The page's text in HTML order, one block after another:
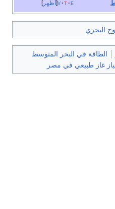
أظهر v t e
البحري
الطاقة في البحر المتوسط
غاز طبيعي في مصر